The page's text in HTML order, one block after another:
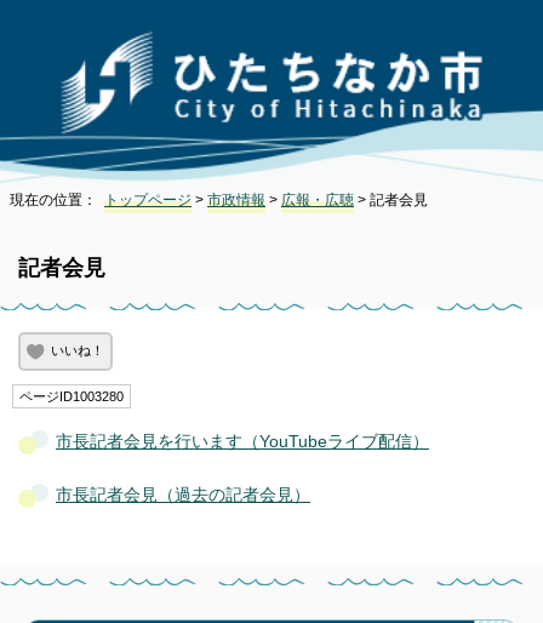
現在の位置： トップページ > 市政情報 > 広報・広聴 > 記者会見
記者会見
いいね！
ページID1003280
市長記者会見を行います（YouTubeライブ配信）
市長記者会見（過去の記者会見）